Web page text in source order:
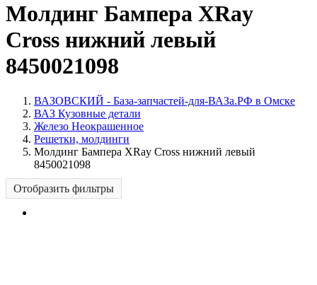
Молдинг Бампера XRay
Cross нижний левый
8450021098
ВАЗОВСКИЙ - База-запчастей-для-ВАЗа.РФ в Омске
ВАЗ Кузовные детали
Железо Неокрашенное
Решетки, молдинги
Молдинг Бампера XRay Cross нижний левый
8450021098
Отобразить фильтры